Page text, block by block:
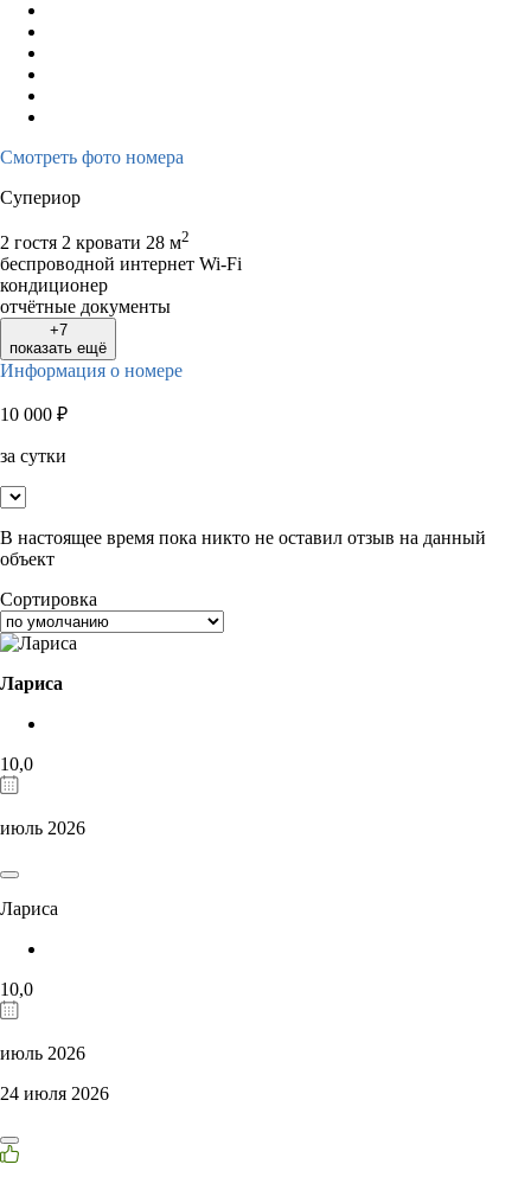
Смотреть фото номера
Супериор
2 гостя 2 кровати 28 м2
беспроводной интернет Wi-Fi
кондиционер
отчётные документы
+7
показать ещё
Информация о номере
10 000 ₽
за сутки
В настоящее время пока никто не оставил отзыв на данный
объект
Сортировка
Лариса
10,0
июль 2026
Лариса
10,0
июль 2026
24 июля 2026